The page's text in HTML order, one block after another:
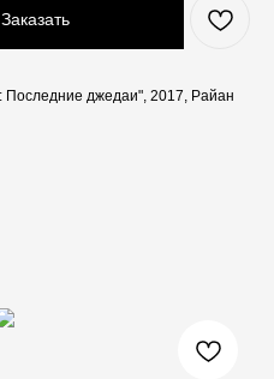
Заказать
Последние джедаи", 2017, Райан